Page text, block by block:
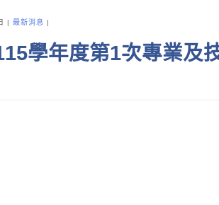
最新消息
學年度第1次專業及